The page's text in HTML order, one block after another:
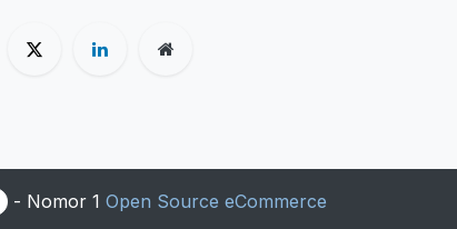
- Nomor 1 Open Source eCommerce